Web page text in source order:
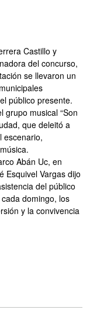
Castillo y
del concurso,
se llevaron un
público presente.
grupo musical “Son
que deleitó a
escenario,
Abán Uc, en
Esquivel Vargas dijo
del público
domingo, los
y la convivencia